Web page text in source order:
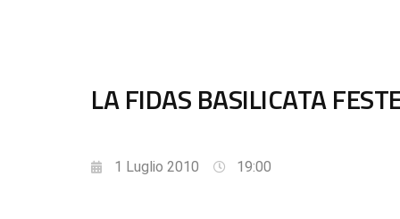
LA FIDAS BASILICATA
1 Luglio 2010 19:00